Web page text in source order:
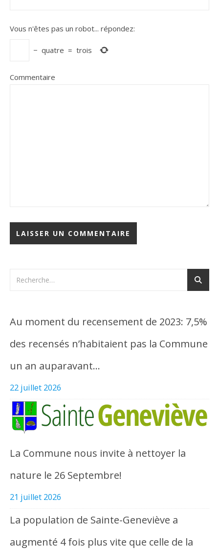
Vous n'êtes pas un robot... répondez:
− quatre = trois
Commentaire
Au moment du recensement de 2023: 7,5%
des recensés n’habitaient pas la Commune
un an auparavant…
22 juillet 2026
La Commune nous invite à nettoyer la
nature le 26 Septembre!
21 juillet 2026
La population de Sainte-Geneviève a
augmenté 4 fois plus vite que celle de la